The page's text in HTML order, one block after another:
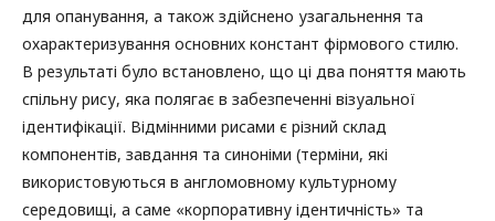
для опанування, а також здійснено узагальнення та
охарактеризування основних констант фірмового стилю.
В результаті було встановлено, що ці два поняття мають
спільну рису, яка полягає в забезпеченні візуальної
ідентифікації. Відмінними рисами є різний склад
компонентів, завдання та синоніми (терміни, які
використовуються в англомовному культурному
середовищі, а саме «корпоративну ідентичність» та